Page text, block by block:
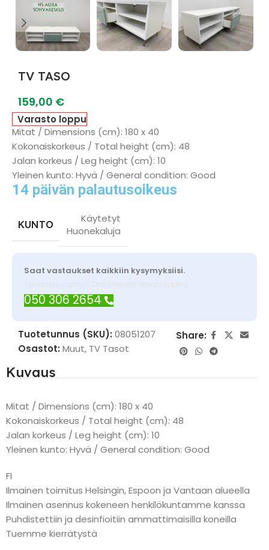
TV TASO
159,00 €
Varasto loppu
Mitat / Dimensions (cm): 180 x 40
Kokonaiskorkeus / Total height (cm): 48
Jalan korkeus / Leg height (cm): 10
Yleinen kunto: Hyvä / General condition: Good
14 päivän palautusoikeus
KUNTO
Käytetyt
Huonekaluja
Saat vastaukset kaikkiin kysymyksiisi.
Tarvitsetko apua? Ota yhteyttä WhatsAppilla
050 306 2654
Tuotetunnus (SKU): 08051207
Osastot: Muut, TV Tasot
Share:
Kuvaus
Mitat / Dimensions (cm): 180 x 40
Kokonaiskorkeus / Total height (cm): 48
Jalan korkeus / Leg height (cm): 10
Yleinen kunto: Hyvä / General condition: Good
FI
Ilmainen toimitus Helsingin, Espoon ja Vantaan alueella
Ilmainen asennus kokeneen henkilökuntamme kanssa
Puhdistettiin ja desinfioitiin ammattimaisilla koneilla
Tuemme kierrätystä